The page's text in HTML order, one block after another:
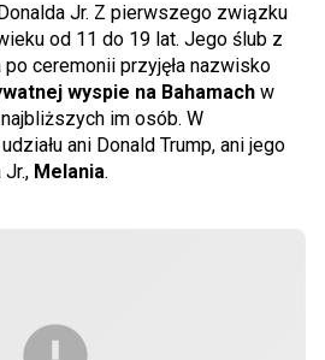
Jr. Z pierwszego związku
od 11 do 19 lat. Jego ślub z
ceremonii przyjęła nazwisko
wyspie na Bahamach w
im osób. W
ani Donald Trump, ani jego
Melania.